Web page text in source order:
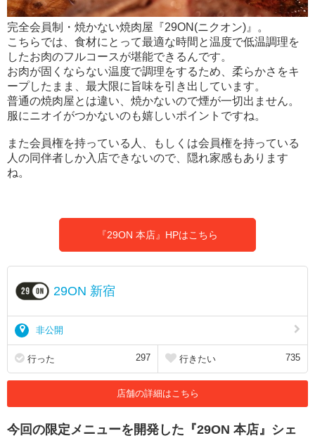
完全会員制・焼かない焼肉屋『29ON(ニクオン)』。
こちらでは、食材にとって最適な時間と温度で低温調理を
したお肉のフルコースが堪能できるんです。
お肉が固くならない温度で調理をするため、柔らかさをキ
ープしたまま、最大限に旨味を引き出しています。
普通の焼肉屋とは違い、焼かないので煙が一切出ません。
服にニオイがつかないのも嬉しいポイントですね。
また会員権を持っている人、もしくは会員権を持っている
人の同伴者しか入店できないので、隠れ家感もあります
ね。
『29ON 本店』HPはこちら
29ON 新宿
非公開
行った 297 行きたい 735
店舗の詳細はこちら
今回の限定メニューを開発した『29ON 本店』シェ